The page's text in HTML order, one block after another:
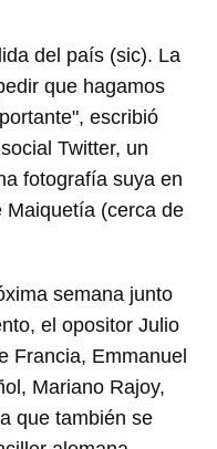
del país (sic). La
que hagamos
escribió
Twitter, un
fotografía suya en
Maiquetía (cerca de
semana junto
el opositor Julio
Francia, Emmanuel
Mariano Rajoy,
que también se